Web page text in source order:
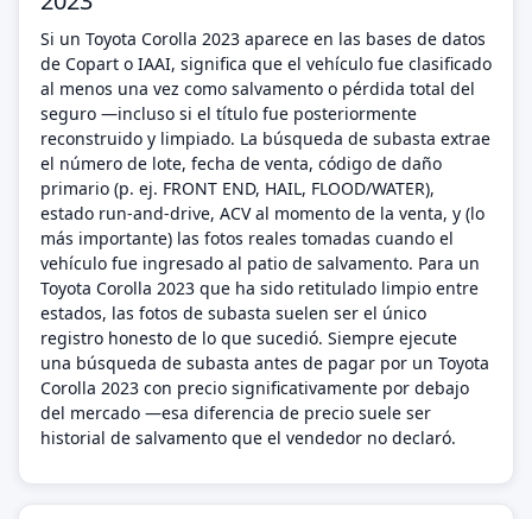
Si un Toyota Corolla 2023 aparece en las bases de datos
de Copart o IAAI, significa que el vehículo fue clasificado
al menos una vez como salvamento o pérdida total del
seguro —incluso si el título fue posteriormente
reconstruido y limpiado. La búsqueda de subasta extrae
el número de lote, fecha de venta, código de daño
primario (p. ej. FRONT END, HAIL, FLOOD/WATER),
estado run-and-drive, ACV al momento de la venta, y (lo
más importante) las fotos reales tomadas cuando el
vehículo fue ingresado al patio de salvamento. Para un
Toyota Corolla 2023 que ha sido retitulado limpio entre
estados, las fotos de subasta suelen ser el único
registro honesto de lo que sucedió. Siempre ejecute
una búsqueda de subasta antes de pagar por un Toyota
Corolla 2023 con precio significativamente por debajo
del mercado —esa diferencia de precio suele ser
historial de salvamento que el vendedor no declaró.